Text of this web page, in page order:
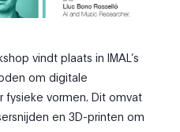
vindt plaats in IMAL’s
om digitale
fysieke vormen. Dit omvat
en 3D-printen om